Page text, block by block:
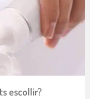
escollir?